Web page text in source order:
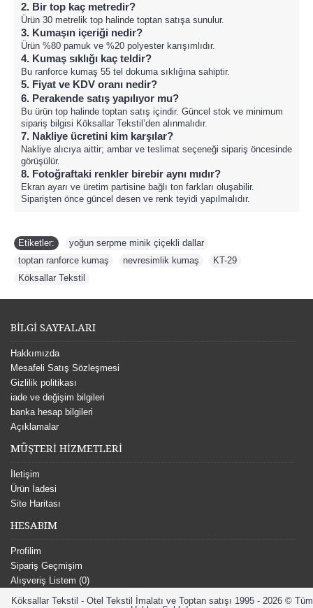
2. Bir top kaç metredir?
Ürün 30 metrelik top halinde toptan satışa sunulur.
3. Kumaşın içeriği nedir?
Ürün %80 pamuk ve %20 polyester karışımlıdır.
4. Kumaş sıklığı kaç teldir?
Bu ranforce kumaş 55 tel dokuma sıklığına sahiptir.
5. Fiyat ve KDV oranı nedir?
6. Perakende satış yapılıyor mu?
Bu ürün top halinde toptan satış içindir. Güncel stok ve minimum
sipariş bilgisi Köksallar Tekstil’den alınmalıdır.
7. Nakliye ücretini kim karşılar?
Nakliye alıcıya aittir; ambar ve teslimat seçeneği sipariş öncesinde
görüşülür.
8. Fotoğraftaki renkler birebir aynı mıdır?
Ekran ayarı ve üretim partisine bağlı ton farkları oluşabilir.
Siparişten önce güncel desen ve renk teyidi yapılmalıdır.
Etiketler: yoğun serpme minik çiçekli dallar
toptan ranforce kumaş
nevresimlik kumaş KT-29
Köksallar Tekstil
BİLGİ SAYFALARI
Hakkımızda
Mesafeli Satış Sözleşmesi
Gizlilik politikası
iade ve değişim bilgileri
banka hesap bilgileri
Açıklamalar
MÜŞTERİ HİZMETLERİ
İletişim
Ürün İadesi
Site Haritası
HESABIM
Profilim
Sipariş Geçmişim
Alışveriş Listem (0)
Köksallar Tekstil - Otel Tekstil İmalatı ve Toptan satışı 1995 - 2026 © Tüm